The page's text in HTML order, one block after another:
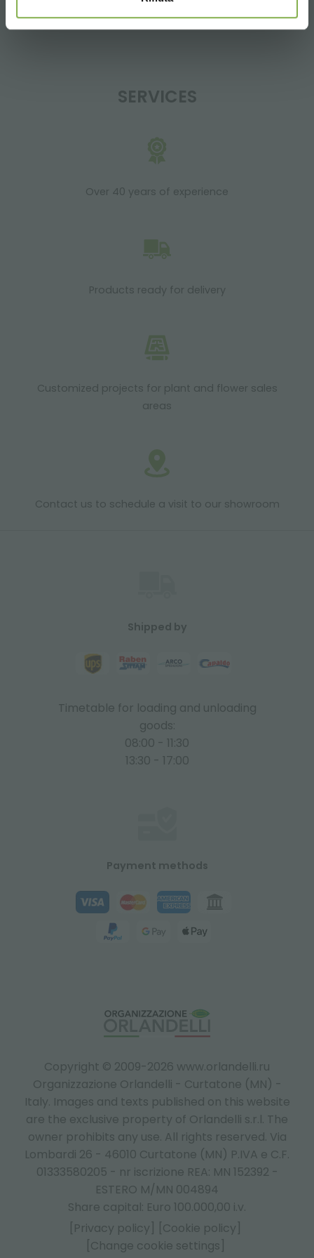
14:00 - 18:30
+39 0376 960311
SERVICES
Over 40 years of experience
Products ready for delivery
Customized projects for plant and flower sales
areas
Contact us to schedule a visit to our showroom
Copyright © 2009-2026 www.orlandelli.ru
Organizzazione Orlandelli - Curtatone (MN) -
Italy. Images and texts published on this website
are the exclusive property of Orlandelli s.r.l. The
owner prohibits any use. All rights reserved. Via
Lombardi 26 - 46010 Curtatone (MN) P.IVA e C.F.
01333580205 - nr iscrizione REA: MN 152392 -
ESTERO M/MN 004894
Share capital: Euro 100.000,00 i.v.
[Privacy policy]
[Cookie policy]
[Change cookie settings]
Shipped by
Timetable for loading and unloading
goods:
08:00 - 11:30
13:30 - 17:00
Payment methods